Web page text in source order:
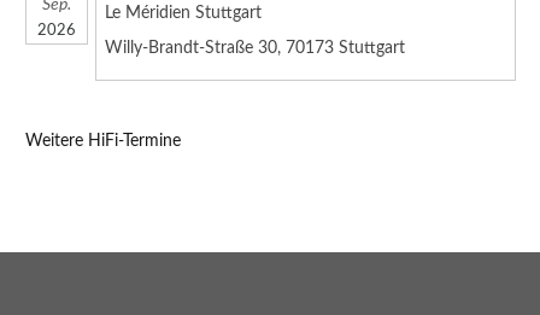
Sep.
2026
Le Méridien Stuttgart
Willy-Brandt-Straße 30, 70173 Stuttgart
Weitere HiFi-Termine